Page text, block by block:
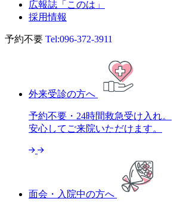
広報誌「このは」
採用情報
予約不要 Tel:096-372-3911
外来受診の方へ
予約不要・24時間救急受け入れ。
安心してご来院いただけます。
面会・入院中の方へ